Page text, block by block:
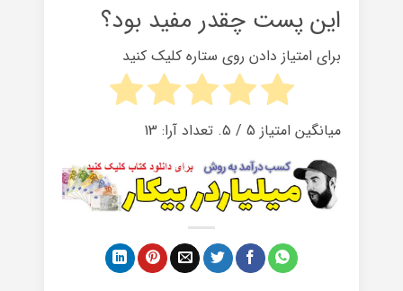
این پست چقدر مفید بود؟
برای امتیاز دادن روی ستاره کلیک کنید
میانگین امتیاز 5/ ۵. تعداد آرا: 13